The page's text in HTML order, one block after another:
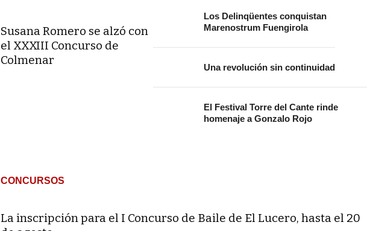
Susana Romero se alzó con
el XXXIII Concurso de
Colmenar
Los Delinqüentes conquistan
Marenostrum Fuengirola
Una revolución sin continuidad
El Festival Torre del Cante rinde
homenaje a Gonzalo Rojo
CONCURSOS
La inscripción para el I Concurso de Baile de El Lucero, hasta el 20